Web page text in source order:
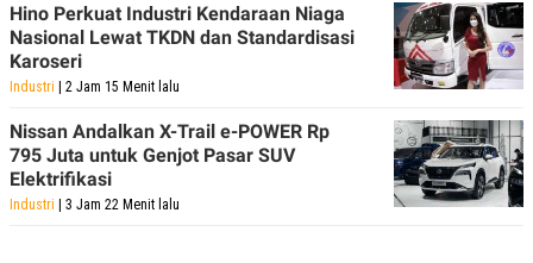
Hino Perkuat Industri Kendaraan Niaga
Nasional Lewat TKDN dan Standardisasi
Karoseri
Industri | 2 Jam 15 Menit lalu
Nissan Andalkan X-Trail e-POWER Rp
795 Juta untuk Genjot Pasar SUV
Elektrifikasi
Industri | 3 Jam 22 Menit lalu